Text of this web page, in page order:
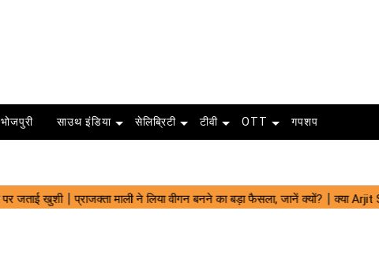
भोजपुरी साउथ इंडिया सेलिब्रिटी टीवी OTT गपशप